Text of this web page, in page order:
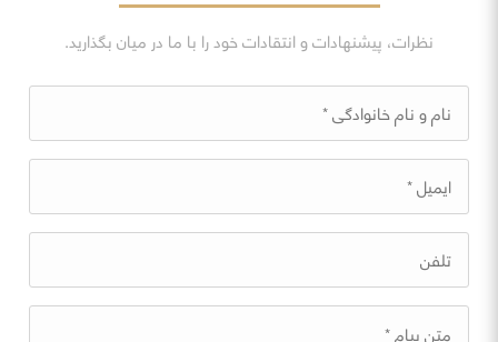
نظرات، پیشنهادات و انتقادات خود را با ما در میان بگذارید.